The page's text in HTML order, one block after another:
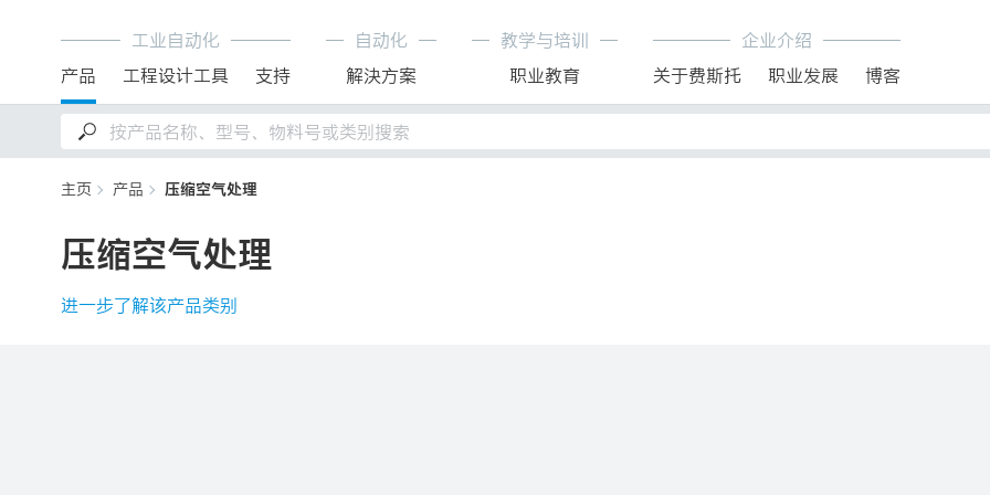
工业自动化
产品
工程设计工具 支持
自动化
解決方案
教学与培训
职业教育
企业介绍
关于费斯托
职业发展 博客
主页 产品 压缩空气处理
压缩空气处理
进一步了解该产品类别